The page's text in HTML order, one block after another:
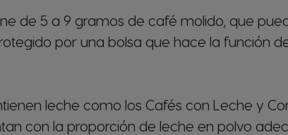
de 5 a 9 gramos de café molido, que
por una bolsa que hace la función
leche como los Cafés con Leche y
con la proporción de leche en polvo